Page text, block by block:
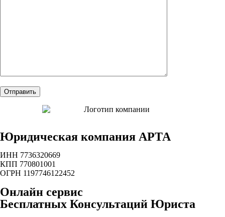
Юридическая компания АРТА
ИНН 7736320669
КПП 770801001
ОГРН 1197746122452
Онлайн сервис
Бесплатных Консультаций Юриста